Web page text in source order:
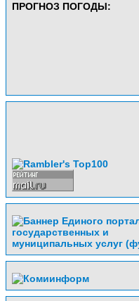
ПРОГНОЗ ПОГОДЫ: